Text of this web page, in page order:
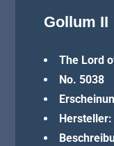
Gollum II
The Lord
No. 5038